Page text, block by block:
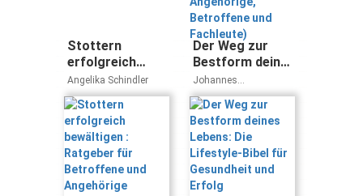
Stottern
erfolgreich
bewältigen :
Ratgeber für
Betroffene und
Angehörige
Angelika Schindler
Der Weg zur
Bestform deines
Lebens: Die
Lifestyle-Bibel
für Gesundheit
und Erfolg
Johannes
Sommermeier